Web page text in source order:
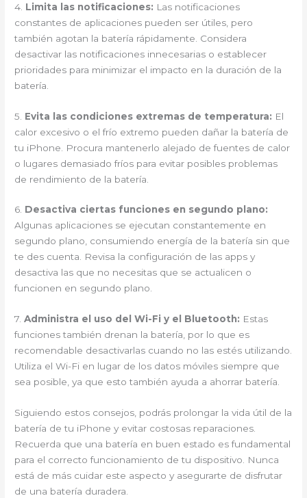
4. Limita las notificaciones: Las notificaciones
constantes de aplicaciones pueden ser útiles, pero
también agotan la batería rápidamente. Considera
desactivar las notificaciones innecesarias o establecer
prioridades para minimizar el impacto en la duración de la
batería.
5. Evita las condiciones extremas de temperatura: El
calor excesivo o el frío extremo pueden dañar la batería de
tu iPhone. Procura mantenerlo alejado de fuentes de calor
o lugares demasiado fríos para evitar posibles problemas
de rendimiento de la batería.
6. Desactiva ciertas funciones en segundo plano:
Algunas aplicaciones se ejecutan constantemente en
segundo plano, consumiendo energía de la batería sin que
te des cuenta. Revisa la configuración de las apps y
desactiva las que no necesitas que se actualicen o
funcionen en segundo plano.
7.Administra el uso del Wi-Fi y el Bluetooth: Estas
funciones también drenan la batería, por lo que es
recomendable desactivarlas cuando no las estés utilizando.
Utiliza el Wi-Fi en lugar de los datos móviles siempre que
sea posible, ya que esto también ayuda a ahorrar batería.
Siguiendo estos consejos, podrás prolongar la vida útil de la
batería de tu iPhone y evitar costosas reparaciones.
Recuerda que una batería en buen estado es fundamental
para el correcto funcionamiento de tu dispositivo. Nunca
está de más cuidar este aspecto y asegurarte de disfrutar
de una batería duradera.